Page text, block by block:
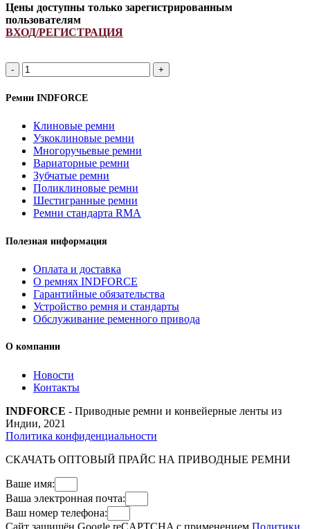
Цены доступны только зарегистрированным
пользователям
ВХОД/РЕГИСТРАЦИЯ
A
1870Li/
1900Lp
ремень
INDFORCE
Strongest
quantity
Ремни INDFORCE
Клиновые ремни
Узкоклиновые ремни
Многоручьевые ремни
Вариаторные ремни
Зубчатые ремни
Поликлиновые ремни
Шестигранные ремни
Ремни стандарта RMA
Полезная информация
Оплата и доставка
О ремнях INDFORCE
Гарантийные обязательства
Устройство ремня и стандарты
Обслуживание ременного привода
О компании
Новости
Контакты
INDFORCE - Приводные ремни и конвейерные ленты из
Индии, 2021
Политика конфиденциальности
СКАЧАТЬ ОПТОВЫЙ ПРАЙС НА ПРИВОДНЫЕ РЕМНИ
Ваше имя:
Ваша электронная почта:
Ваш номер телефона:
Сайт защищён Google reCAPTCHA с применением Политики